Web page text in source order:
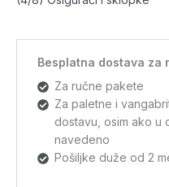
Besplatna dostava za
Za ručne pakete
Za paletne i
dostavu, osim ako u
navedeno
Pošiljke duže od 2